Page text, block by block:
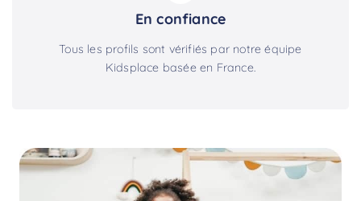
En confiance
Tous les profils sont vérifiés par notre équipe
Kidsplace basée en France.